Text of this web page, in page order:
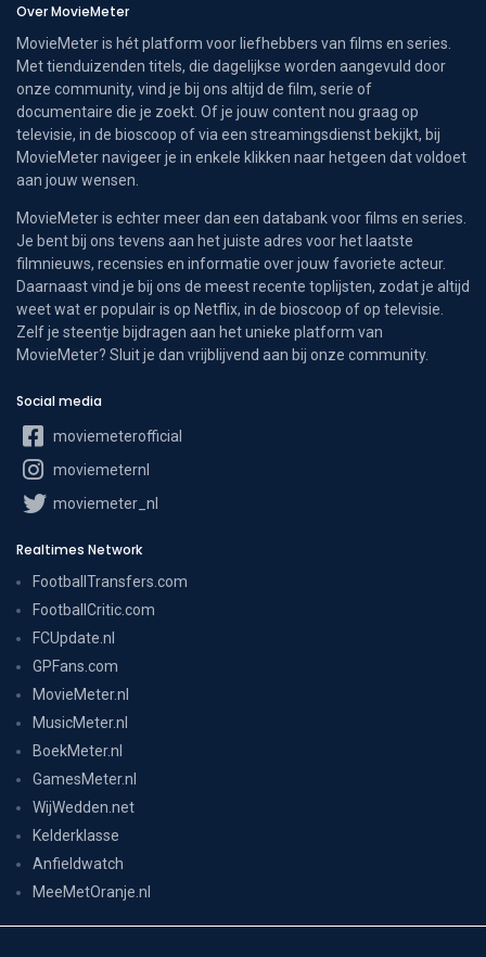
Over MovieMeter
MovieMeter is hét platform voor liefhebbers van films en series.
Met tienduizenden titels, die dagelijkse worden aangevuld door
onze community, vind je bij ons altijd de film, serie of
documentaire die je zoekt. Of je jouw content nou graag op
televisie, in de bioscoop of via een streamingsdienst bekijkt, bij
MovieMeter navigeer je in enkele klikken naar hetgeen dat voldoet
aan jouw wensen.
MovieMeter is echter meer dan een databank voor films en series.
Je bent bij ons tevens aan het juiste adres voor het laatste
filmnieuws, recensies en informatie over jouw favoriete acteur.
Daarnaast vind je bij ons de meest recente toplijsten, zodat je altijd
weet wat er populair is op Netflix, in de bioscoop of op televisie.
Zelf je steentje bijdragen aan het unieke platform van
MovieMeter? Sluit je dan vrijblijvend aan bij onze community.
Social media
moviemeterofficial
moviemeternl
moviemeter_nl
Realtimes Network
FootballTransfers.com
FootballCritic.com
FCUpdate.nl
GPFans.com
MovieMeter.nl
MusicMeter.nl
BoekMeter.nl
GamesMeter.nl
WijWedden.net
Kelderklasse
Anfieldwatch
MeeMetOranje.nl